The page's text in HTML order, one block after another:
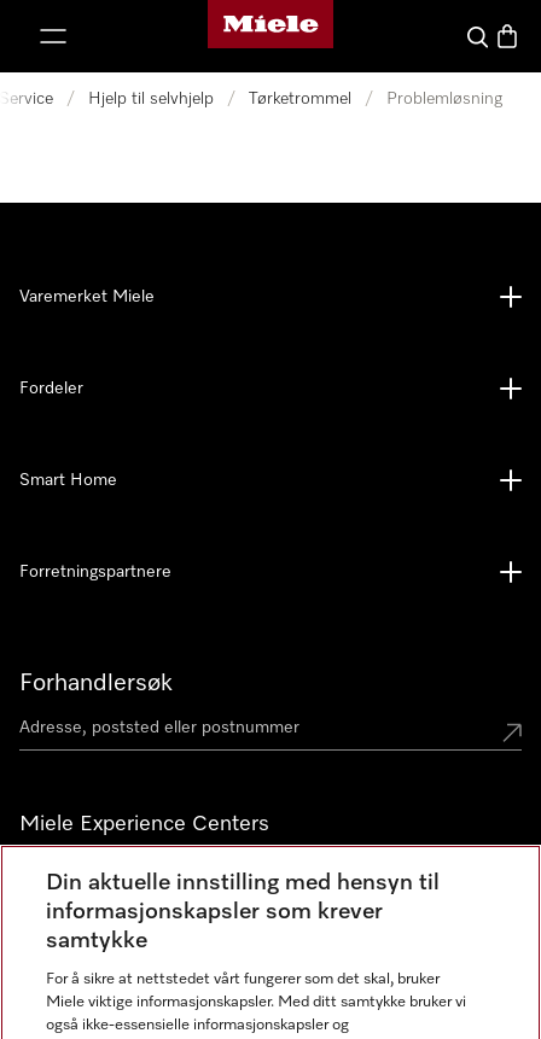
Mieles hjemmeside
Søk
Service / Hjelp til selvhjelp / Tørketrommel / Problemløsning
Forhandlersøk
Miele Experience Centers
Miele Experience Center Nesbru
Miele Outlet Nesbru
Nyhetsbrev
Varemerket Miele
Fordeler
Smart Home
Forretningspartnere
Din aktuelle innstilling med hensyn til
informasjonskapsler som krever
samtykke
For å sikre at nettstedet vårt fungerer som det skal, bruker
Miele viktige informasjonskapsler. Med ditt samtykke bruker vi
også ikke-essensielle informasjonskapsler og